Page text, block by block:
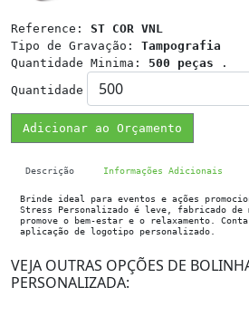
Reference: ST COR VNL
Tipo de Gravação: Tampografia
Quantidade Minima: 500 peças .
Quantidade
Adicionar ao Orçamento
Descrição Informações Adicionais
Brinde ideal para eventos e ações
Stress Personalizado é leve, fabricado de
promove o bem-estar e o relaxamento.
aplicação de logotipo personalizado.
VEJA OUTRAS OPÇÕES DE
PERSONALIZADA: